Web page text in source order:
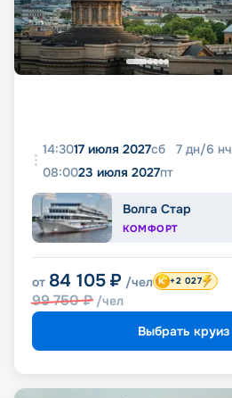
14:3017 июля 2027сб 7 дн/6 нч
08:0023 июля 2027пт
Волга Стар
КОМФОРТ
от 84 105 ₽ /чел
99 750₽ /чел
+2 027
Выбрать круиз